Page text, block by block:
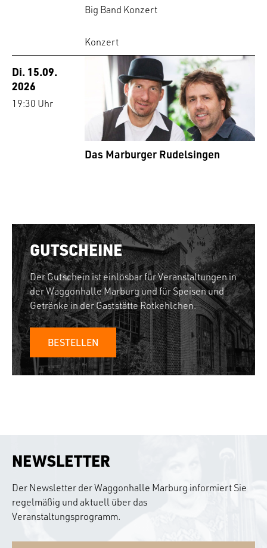
Big Band Konzert
Konzert
Di. 15.09.
2026
19:30 Uhr
Das Marburger Rudelsingen
GUTSCHEINE
Der Gutschein ist einlösbar für Veranstaltungen in
der Waggonhalle Marburg und für Speisen und
Getränke in der Gaststätte Rotkehlchen.
BESTELLEN
NEWSLETTER
Der Newsletter der Waggonhalle Marburg informiert Sie
regelmäßig und aktuell über das
Veranstaltungsprogramm.